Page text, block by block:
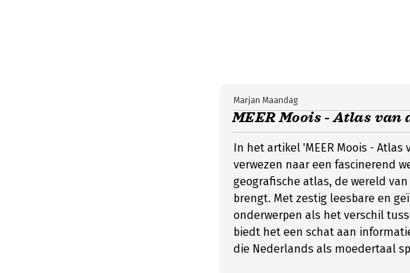
MEER Moois - Atlas van
Marjan Maandag
In het artikel 'MEER Moois -
verwezen naar een fascinerend
geografische atlas, de wereld
brengt. Met zestig leesbare en
onderwerpen als het verschil
biedt het een schat aan
die Nederlands als moedertaal